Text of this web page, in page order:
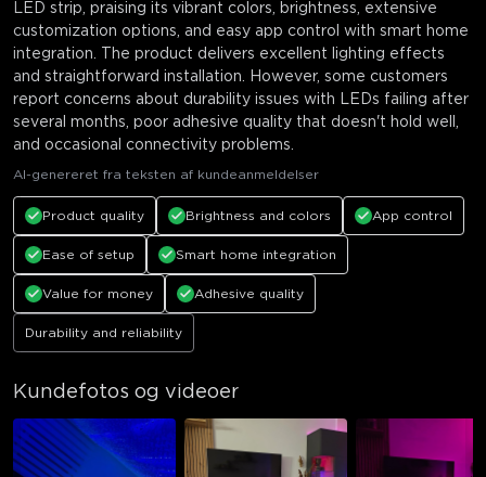
LED strip, praising its vibrant colors, brightness, extensive
customization options, and easy app control with smart home
integration. The product delivers excellent lighting effects
and straightforward installation. However, some customers
report concerns about durability issues with LEDs failing after
several months, poor adhesive quality that doesn't hold well,
and occasional connectivity problems.
AI-genereret fra teksten af kundeanmeldelser
Product quality Brightness and colors App control
Ease of setup Smart home integration
Value for money Adhesive quality
Durability and reliability
Kundefotos og videoer